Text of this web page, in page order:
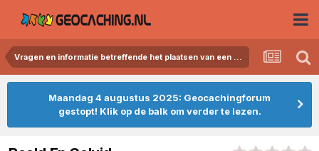
Vragen en informatie betreffende het plaatsen van een cache
Maandag 4 augustus 2025: Geocachingforum
gestopt! Klik op de balk om verder te lezen.